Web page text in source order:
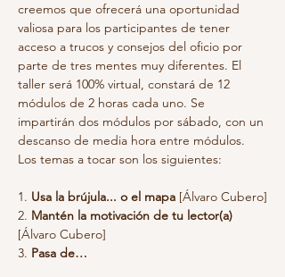
creemos que ofrecerá una oportunidad
valiosa para los participantes de tener
acceso a trucos y consejos del oficio por
parte de tres mentes muy diferentes. El
taller será 100% virtual, constará de 12
módulos de 2 horas cada uno. Se
impartirán dos módulos por sábado, con un
descanso de media hora entre módulos.
Los temas a tocar son los siguientes:
1. Usa la brújula... o el mapa [Álvaro Cubero]
2. Mantén la motivación de tu lector(a)
[Álvaro Cubero]
3. Pasa de…